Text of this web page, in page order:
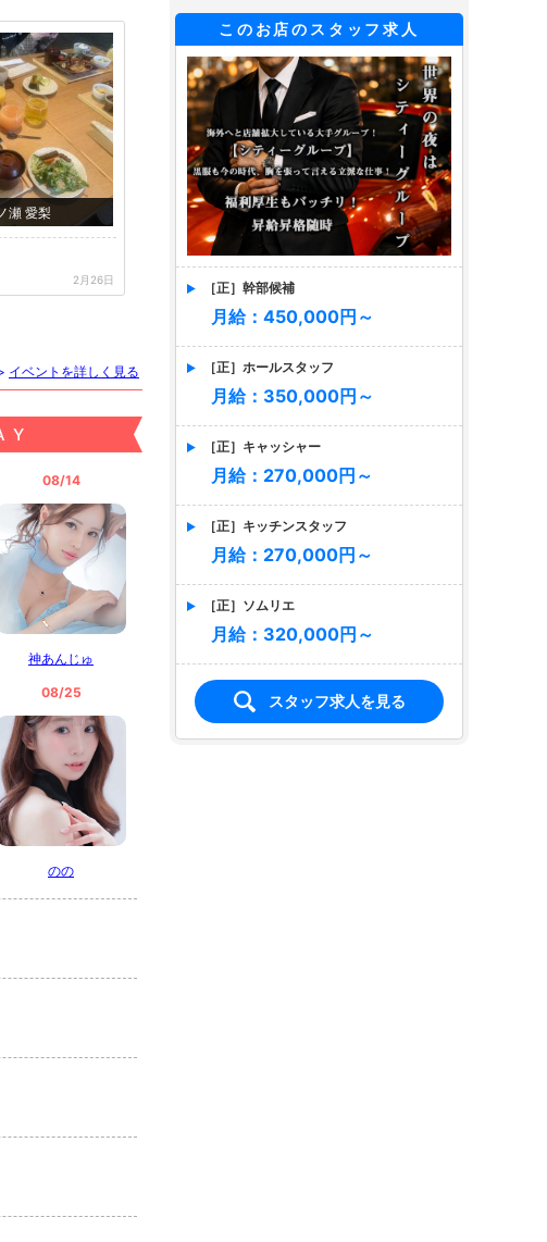
黒瀬 ゆな
はるな
きら
もも
瀬 愛梨
2月26日
イベントを詳しく見る
08/14
神あんじゅ
08/25
のの
このお店のスタッフ求人
［正］幹部候補
月給：450,000円～
［正］ホールスタッフ
月給：350,000円～
［正］キャッシャー
月給：270,000円～
［正］キッチンスタッフ
月給：270,000円～
［正］ソムリエ
月給：320,000円～
スタッフ求人を見る